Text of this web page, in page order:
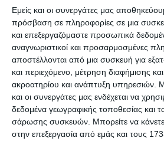
Εμείς και οι συνεργάτες μας
πρόσβαση σε πληροφορίες σε μια
και επεξεργαζόμαστε προσωπικά
αναγνωριστικοί και προσαρμοσμένες
αποστέλλονται από μια συσκευή για
και περιεχόμενο, μέτρηση διαφήμισης
ακροατηρίου και ανάπτυξη υπηρεσιών.
και οι συνεργάτες μας ενδέχεται να
δεδομένα γεωγραφικής τοποθεσίας και
σάρωσης συσκευών. Μπορείτε να κάνετε
στην επεξεργασία από εμάς και τους
4 Απριλίου 2025
Τεχνική Υποστήριξη
δυσαρεστημένος ;